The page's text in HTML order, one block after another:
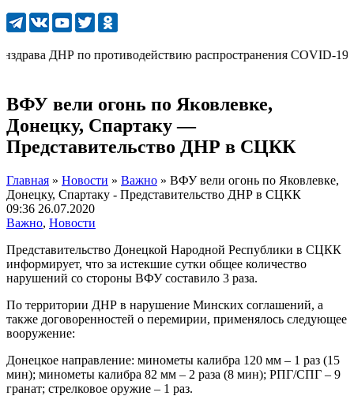
ДНР по противодействию распространения COVID-19:
ВФУ вели огонь по Яковлевке,
Донецку, Спартаку —
Представительство ДНР в СЦКК
Главная » Новости » Важно » ВФУ вели огонь по Яковлевке,
Донецку, Спартаку - Представительство ДНР в СЦКК
09:36 26.07.2020
Важно, Новости
Представительство Донецкой Народной Республики в СЦКК
информирует, что за истекшие сутки общее количество
нарушений со стороны ВФУ составило 3 раза.
По территории ДНР в нарушение Минских соглашений, а
также договоренностей о перемирии, применялось следующее
вооружение:
Донецкое направление: минометы калибра 120 мм – 1 раз (15
мин); минометы калибра 82 мм – 2 раза (8 мин); РПГ/СПГ – 9
гранат; стрелковое оружие – 1 раз.